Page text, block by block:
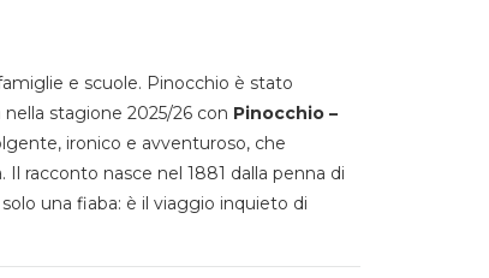
e scuole. Pinocchio è stato
stagione 2025/26 con Pinocchio –
ironico e avventuroso, che
racconto nasce nel 1881 dalla penna di
una fiaba: è il viaggio inquieto di